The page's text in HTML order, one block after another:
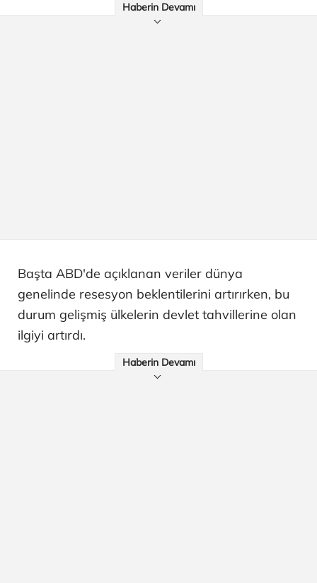
Haberin Devamı
Başta ABD'de açıklanan veriler dünya
genelinde resesyon beklentilerini artırırken, bu
durum gelişmiş ülkelerin devlet tahvillerine olan
ilgiyi artırdı.
Haberin Devamı